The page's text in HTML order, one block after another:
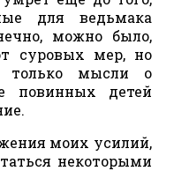
для ведьмака
можно было,
суровых мер, но
только мысли о
детей
моих усилий,
некоторыми